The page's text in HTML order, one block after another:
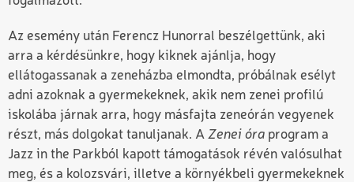
Az esemény után Ferencz Hunorral beszélgettünk, aki
arra a kérdésünkre, hogy kiknek ajánlja, hogy
ellátogassanak a zeneházba elmondta, próbálnak esélyt
adni azoknak a gyermekeknek, akik nem zenei profilú
iskolába járnak arra, hogy másfajta zeneórán vegyenek
részt, más dolgokat tanuljanak. A Zenei óra program a
Jazz in the Parkból kapott támogatások révén valósulhat
meg, és a kolozsvári, illetve a környékbeli gyermekeknek